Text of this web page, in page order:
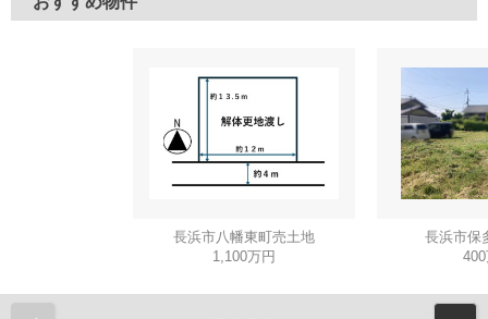
長浜市八幡東町売土地
1,100万円
長浜市保